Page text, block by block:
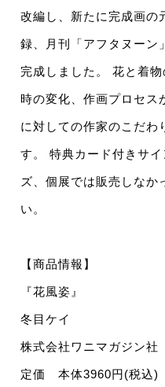
改編し、新たに完成画の
録、月刊「アフタヌーン
完成しました。 花と着
時の変化、作画プロセス
に対しての作家のこだわ
す。 特典カード付きサ
ズ、個展では販売しなか
い。
【商品情報】
『花風姿』
冬目ケイ
株式会社ワニマガジン社
定価 本体3960円(税込)